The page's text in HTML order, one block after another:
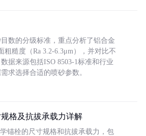
数的分级标准，重点分析了铝合金
粗糙度（Ra 3.2-6.3μm），并对比不
据来源包括ISO 8503-1标准和行业
求选择合适的喷砂参数。
格及抗拔承载力详解
锚栓的尺寸规格和抗拔承载力，包